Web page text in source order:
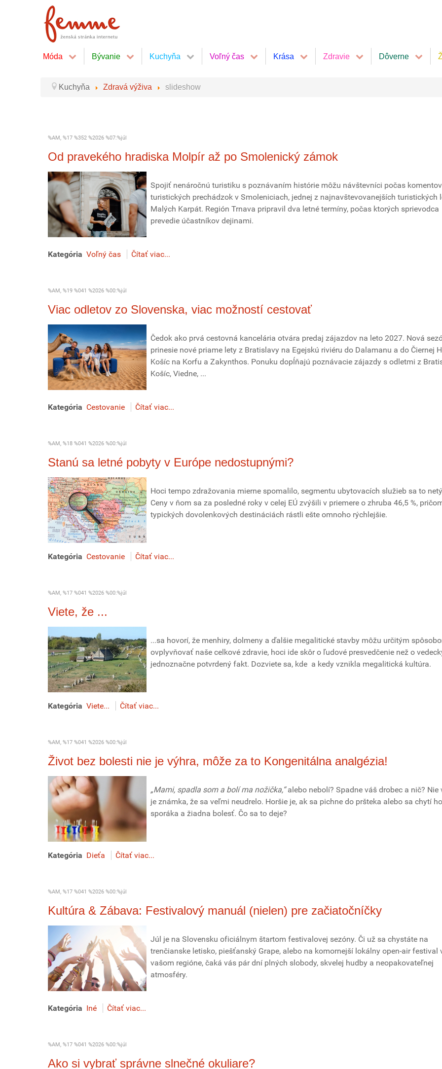
Móda Bývanie Kuchyňa Voľný čas Krása Zdravie Dôverne
Kuchyňa Zdravá výživa slideshow
%AM, %17 %352 %2026 %07:%júl
Od pravekého hradiska Molpír až po Smolenický zámok
Spojiť nenáročnú turistiku s poznávaním histórie môžu návštevníci počas
turistických prechádzok v Smoleniciach, jednej z najnavštevovanejších turistických
Malých Karpát. Región Trnava pripravil dva letné termíny, počas ktorých sprievodca
prevedie účastníkov dejinami.
Kategória Voľný čas Čítať viac...
%AM, %19 %041 %2026 %00:%júl
Viac odletov zo Slovenska, viac možností cestovať
Čedok ako prvá cestovná kancelária otvára predaj zájazdov na leto 2027. Nová
prinesie nové priame lety z Bratislavy na Egejskú riviéru do Dalamanu a do Čiernej
Košíc na Korfu a Zakynthos. Ponuku dopĺňajú poznávacie zájazdy s odletmi z
Košíc, Viedne, ...
Kategória Cestovanie Čítať viac...
%AM, %18 %041 %2026 %00:%júl
Stanú sa letné pobyty v Európe nedostupnými?
Hoci tempo zdražovania mierne spomalilo, segmentu ubytovacích služieb sa to
Ceny v ňom sa za posledné roky v celej EÚ zvýšili v priemere o zhruba 46,5 %,
typických dovolenkových destináciách rástli ešte omnoho rýchlejšie.
Kategória Cestovanie Čítať viac...
%AM, %17 %041 %2026 %00:%júl
Viete, že ...
...sa hovorí, že menhiry, dolmeny a ďalšie megalitické stavby môžu určitým
ovplyvňovať naše celkové zdravie, hoci ide skôr o ľudové presvedčenie než o
jednoznačne potvrdený fakt. Dozviete sa, kde a kedy vznikla megalitická kultúra.
Kategória Viete... Čítať viac...
%AM, %17 %041 %2026 %00:%júl
Život bez bolesti nie je výhra, môže za to Kongenitálna analgézia!
„Mami, spadla som a bolí ma nožička,“alebo nebolí? Spadne váš drobec a nič? Nie
je známka, že sa veľmi neudrelo. Horšie je, ak sa pichne do pršteka alebo sa chytí
sporáka a žiadna bolesť. Čo sa to deje?
Kategória Dieťa Čítať viac...
%AM, %17 %041 %2026 %00:%júl
Kultúra & Zábava: Festivalový manuál (nielen) pre začiatočníčky
Júl je na Slovensku oficiálnym štartom festivalovej sezóny. Či už sa chystáte na
trenčianske letisko, piešťanský Grape, alebo na komornejší lokálny open-air festival
vašom regióne, čaká vás pár dní plných slobody, skvelej hudby a neopakovateľnej
atmosféry.
Kategória Iné Čítať viac...
%AM, %17 %041 %2026 %00:%júl
Ako si vybrať správne slnečné okuliare?